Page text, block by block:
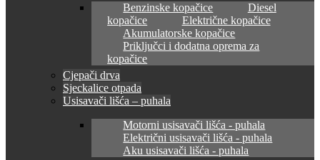
Benzinske kopačice
Diesel
kopačice
Električne kopačice
Akumulatorske kopačice
Priključci i dodatna oprema za
kopačice
Cjepači drva
Sjeckalice otpada
Usisavači lišća – puhala
Motorni usisavači lišća - puhala
Električni usisavači lišća - puhala
Aku usisavači lišća - puhala